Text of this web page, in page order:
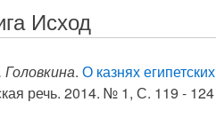
Исход
. О казнях египетских
речь. 2014. № 1, С. 119 - 124